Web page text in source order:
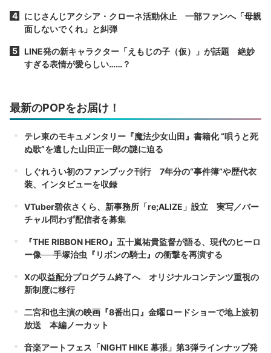
にじさんじアクシア・クローネ活動休止 一部ファンへ「母親
面しないでくれ」と糾弾
LINE発の新キャラクター「えもじの子（仮）」が話題 絶妙
すぎる表情が愛らしい……？
最新のPOPをお届け！
テレ東のモキュメンタリー『魔法少女山田』書籍化 “唄うと死
ぬ歌”を遺した山田正一郎の謎に迫る
しぐれうい初のファンブック刊行 7年分の“事件簿”や歴代衣
装、インタビューを収録
VTuber碧依さくら、新事務所「re;ALIZE」設立 実写／バー
チャル問わず配信者を募集
『THE RIBBON HERO』五十嵐祐貴監督が語る、現代のヒーロ
ー像──手塚治虫『リボンの騎士』の衝撃を再演する
Xの収益配分プログラム終了へ オリジナルコンテンツ重視の
新制度に移行
二宮和也主演の映画『8番出口』金曜ロードショーで地上波初
放送 本編ノーカット
音楽アートフェス「NIGHT HIKE 幕張」第3弾ラインナップ発